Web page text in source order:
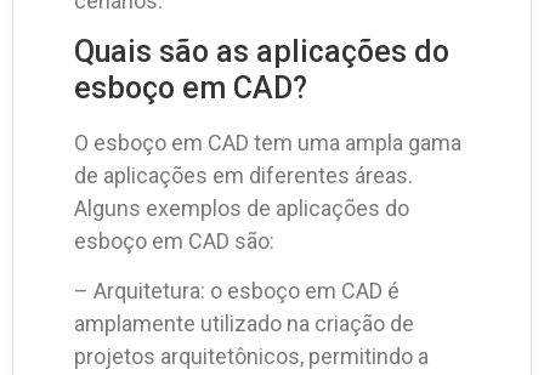
Quais são as aplicações do
esboço em CAD?
O esboço em CAD tem uma ampla gama
de aplicações em diferentes áreas.
Alguns exemplos de aplicações do
esboço em CAD são:
– Arquitetura: o esboço em CAD é
amplamente utilizado na criação de
projetos arquitetônicos, permitindo a